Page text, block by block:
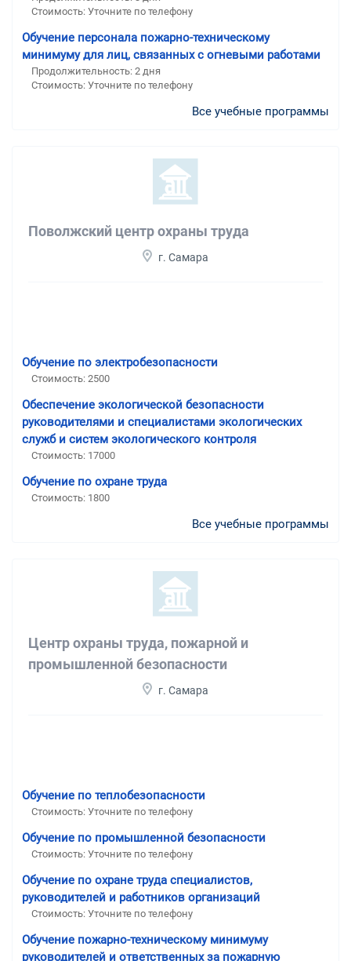
Стоимость: Уточните по телефону
Обучение персонала пожарно-техническому
минимуму для лиц, связанных с огневыми работами
Продолжительность: 2 дня
Стоимость: Уточните по телефону
Все учебные программы
Поволжский центр охраны труда
г. Самара
Обучение по электробезопасности
Стоимость: 2500
Обеспечение экологической безопасности
руководителями и специалистами экологических
служб и систем экологического контроля
Стоимость: 17000
Обучение по охране труда
Стоимость: 1800
Все учебные программы
Центр охраны труда, пожарной и
промышленной безопасности
г. Самара
Обучение по теплобезопасности
Стоимость: Уточните по телефону
Обучение по промышленной безопасности
Стоимость: Уточните по телефону
Обучение по охране труда специалистов,
руководителей и работников организаций
Стоимость: Уточните по телефону
Обучение пожарно-техническому минимуму
руководителей и ответственных за пожарную